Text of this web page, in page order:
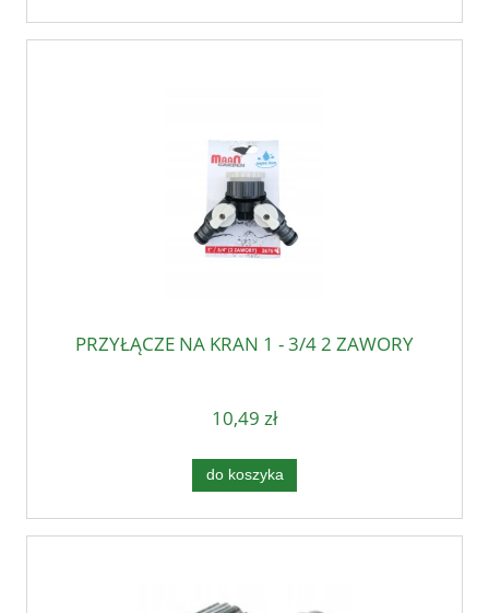
PRZYŁĄCZE NA KRAN 1 - 3/4 2 ZAWORY
10,49 zł
do koszyka